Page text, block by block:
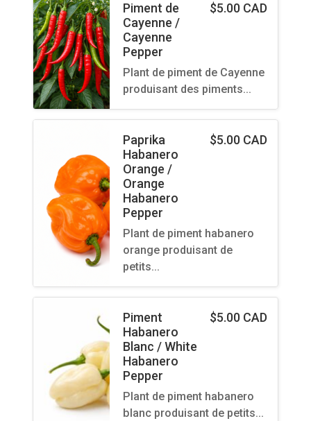
Piment de
Cayenne /
Cayenne
Pepper
$5.00 CAD
Plant de piment de Cayenne
produisant des piments…
Paprika
Habanero
Orange /
Orange
Habanero
Pepper
$5.00 CAD
Plant de piment habanero
orange produisant de
petits…
Piment
Habanero
Blanc / White
Habanero
Pepper
$5.00 CAD
Plant de piment habanero
blanc produisant de petits…